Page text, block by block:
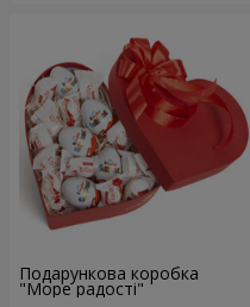
Подарункова коробка
"Море радості"